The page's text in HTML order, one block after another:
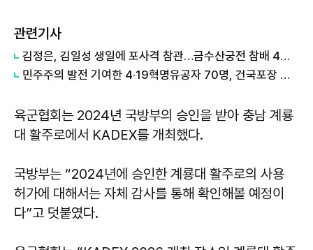
관련기사
김정은, 김일성 생일에 포사격 참관…금수산궁전 참배 4년째 불참
민주주의 발전 기여한 4·19혁명유공자 70명, 건국포장 수여
육군협회는 2024년 국방부의 승인을 받아 충남 계룡
대 활주로에서 KADEX를 개최했다.
국방부는 “2024년에 승인한 계룡대 활주로의 사용
허가에 대해서는 자체 감사를 통해 확인해볼 예정이
다”고 덧붙였다.